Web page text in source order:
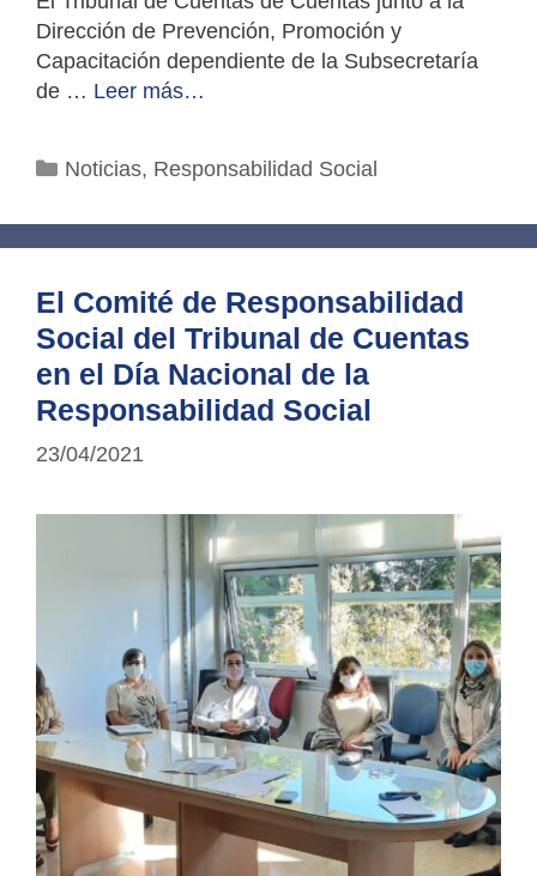
Dirección de Prevención, Promoción y
Capacitación dependiente de la Subsecretaría
de … Leer más…
Categorías
Noticias, Responsabilidad Social
El Comité de Responsabilidad
Social del Tribunal de Cuentas
en el Día Nacional de la
Responsabilidad Social
23/04/2021